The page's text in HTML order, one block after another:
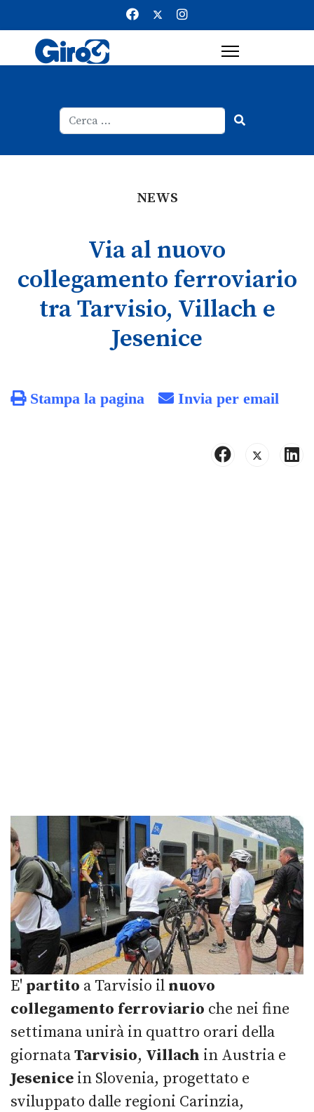
NEWS
Via al nuovo
collegamento ferroviario
tra Tarvisio, Villach e
Jesenice
Stampa la pagina Invia per email
E' partito a Tarvisio il nuovo
collegamento ferroviario che nei fine
settimana unirà in quattro orari della
giornataTarvisio, Villach in Austria e
Jesenice in Slovenia, progettato e
sviluppato dalle regioni Carinzia,